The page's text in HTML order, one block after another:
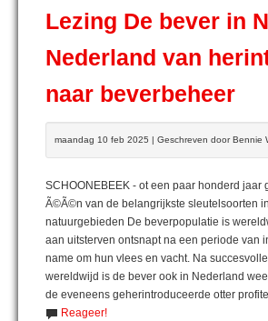
Lezing De bever in
Nederland van
naar beverbeheer
maandag 10 feb 2025 | Geschreven door Bennie
SCHOONEBEEK - ot een paar honderd jaar
Ã©Ã©n van de belangrijkste sleutelsoorten
natuurgebieden De beverpopulatie is
aan uitsterven ontsnapt na een periode van
name om hun vlees en vacht. Na
wereldwijd is de bever ook in Nederland
de eveneens geherintroduceerde otter
Reageer!